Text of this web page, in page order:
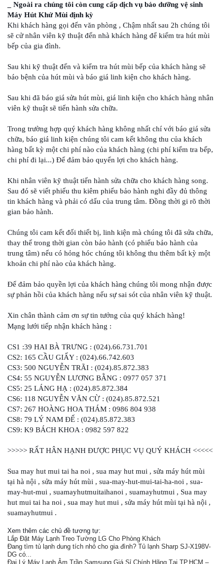
_ Ngoài ra chúng tôi còn cung cấp dịch vụ bảo dưỡng vệ sinh
Máy Hút Khử Mùi định kỳ
Khi khách hàng gọi đến văn phòng , Chậm nhất sau 2h chúng tôi
sẽ cử nhân viên kỹ thuật đến nhà khách hàng để kiểm tra hút mùi
bếp của gia đình.
Sau khi kỹ thuật đến và kiểm tra hút mùi bếp của khách hàng sẽ
báo bệnh của hút mùi và báo giá linh kiện cho khách hàng.
Sau khi đã báo giá sửa hút mùi, giá linh kiện cho khách hàng nhân
viên kỹ thuật sẽ tiến hành sửa chữa.
Trong trường hợp quý khách hàng không nhất chí với báo giá sửa
chữa, báo giá linh kiện chúng tôi cam kết không thu của khách
hàng bất kỳ một chi phí nào của khách hàng (chi phí kiểm tra bếp,
chi phí đi lại...) Để đảm bảo quyển lợi cho khách hàng.
Khi nhân viên kỹ thuật tiến hành sửa chữa cho khách hàng song.
Sau đó sẽ viết phiếu thu kiêm phiếu bảo hành nghi đầy đủ thông
tin khách hàng và phải có dấu của trung tâm. Đồng thời gi rõ thời
gian bảo hành.
Chúng tôi cam kết đối thiết bị, linh kiện mà chúng tôi đã sửa chữa,
thay thế trong thời gian còn bảo hành (có phiếu bảo hành của
trung tâm) nếu có hỏng hóc chúng tôi không thu thêm bất kỳ một
khoản chi phí nào của khách hàng.
Để đảm bảo quyền lợi của khách hàng chúng tôi mong nhận được
sự phản hồi của khách hàng nếu sự sai sót của nhân viên kỹ thuật.
Xin chân thành cảm ơn sự tin tưởng của quý khách hàng!
Mạng lưới tiếp nhận khách hàng :
CS1 :39 HAI BÀ TRƯNG : (024).66.731.701
CS2: 165 CẦU GIẤY : (024).66.742.603
CS3: 500 NGUYỄN TRÃI : (024).85.872.383
CS4: 55 NGUYỄN LƯƠNG BẰNG : 0977 057 371
CS5: 25 LÁNG HẠ : (024).85.872.384
CS6: 118 NGUYỄN VĂN CỪ : (024).85.872.521
CS7: 267 HOÀNG HOA THÁM : 0986 804 938
CS8: 79 LÝ NAM ĐẾ : (024).85.872.383
CS9: K9 BÁCH KHOA : 0982 597 822
>>>>> RẤT HÂN HẠNH ĐƯỢC PHỤC VỤ QUÝ KHÁCH <<<<<
Sua may hut mui tai ha noi , sua may hut mui , sửa máy hút mùi
tại hà nội , sửa máy hút mùi , sua-may-hut-mui-tai-ha-noi , sua-
may-hut-mui , suamayhutmuitaihanoi , suamayhutmui , Sua may
hut mui tai ha noi , sua may hut mui , sửa máy hút mùi tại hà nội ,
suamayhutmui .
Xem thêm các chủ đề tương tự:
Lắp Đặt Máy Lạnh Treo Tường LG Cho Phòng Khách
Đang tìm tủ lạnh dung tích nhỏ cho gia đình? Tủ lạnh Sharp SJ-X198V-
DG có...
Đại Lý Máy Lạnh Âm Trần Samsung Giá Sỉ Chính Hãng Tại TP.HCM –